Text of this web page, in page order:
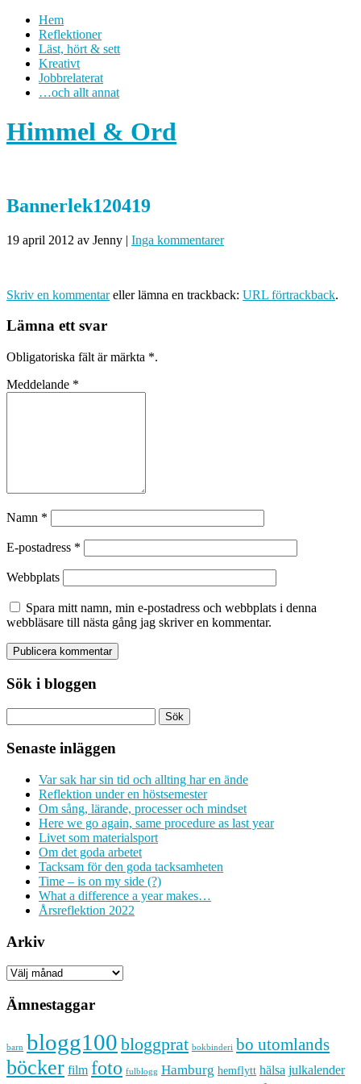
Hem
Reflektioner
Läst, hört & sett
Kreativt
Jobbrelaterat
…och allt annat
Himmel & Ord
Bannerlek120419
19 april 2012 av Jenny | Inga kommentarer
Skriv en kommentareller lämna en trackback: URL förtrackback.
Lämna ett svar
Obligatoriska fält är märkta *.
Meddelande *
Namn *
E-postadress *
Webbplats
Spara mitt namn, min e-postadress och webbplats i denna
webbläsare till nästa gång jag skriver en kommentar.
Sök i bloggen
Senaste inläggen
Var sak har sin tid och allting har en ände
Reflektion under en höstsemester
Om sång, lärande, processer och mindset
Here we go again, same procedure as last year
Livet som materialsport
Om det goda arbetet
Tacksam för den goda tacksamheten
Time – is on my side (?)
What a difference a year makes…
Årsreflektion 2022
Arkiv
Arkiv
Ämnestaggar
barn blogg100 bloggprat bokbinderi bo utomlands
böcker film foto fulblogg Hamburg hemflytt hälsa julkalender